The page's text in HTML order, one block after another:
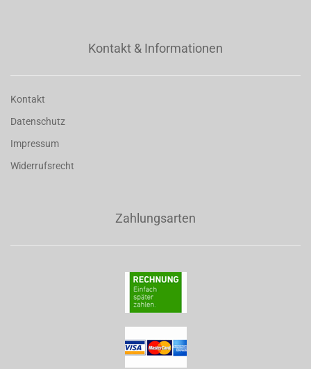
Kontakt & Informationen
Kontakt
Datenschutz
Impressum
Widerrufsrecht
Zahlungsarten